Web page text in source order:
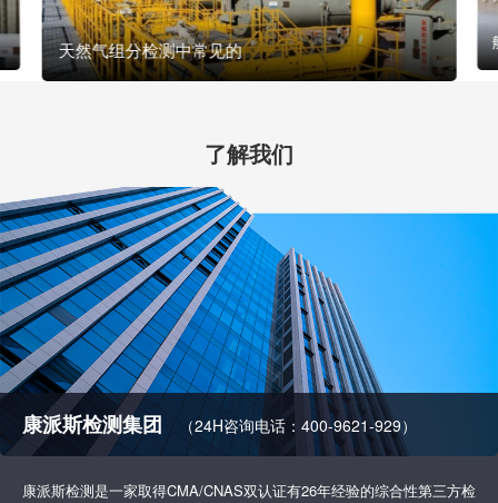
天然气组分检测中常见的
了解我们
康派斯检测集团 （24H咨询电话：400-9621-929）
康派斯检测是一家取得CMA/CNAS双认证有26年经验的综合性第三方检